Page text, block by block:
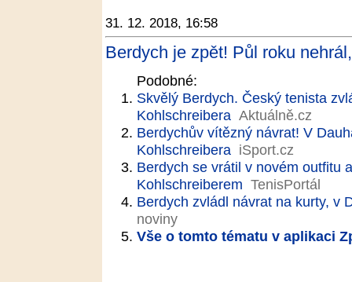
31. 12. 2018, 16:58
Berdych je zpět! Půl roku
Podobné:
Skvělý Berdych. Český tenista
Kohlschreibera Aktuálně.cz
Berdychův vítězný návrat! V
Kohlschreibera iSport.cz
Berdych se vrátil v novém outfitu
Kohlschreiberem TenisPortál
Berdych zvládl návrat na kurty, v
noviny
Vše o tomto tématu v aplikaci